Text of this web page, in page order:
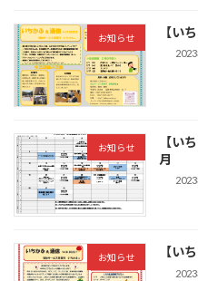
お知らせ 【い
お知らせ
【い
月
お知らせ 【い